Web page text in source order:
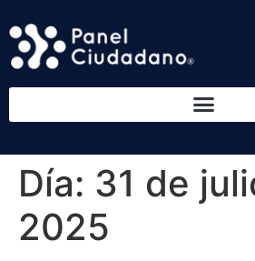
Día: 31 de
2025